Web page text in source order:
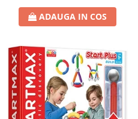
ADAUGA IN COS